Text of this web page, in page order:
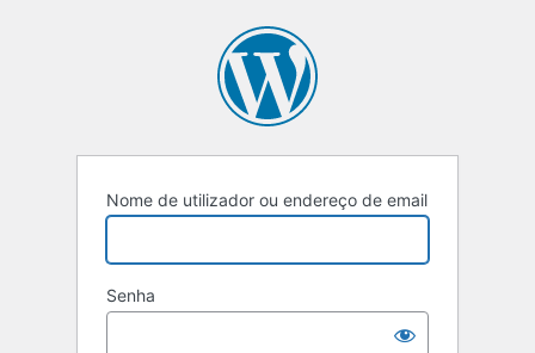
Nome de utilizador ou endereço de email
Senha